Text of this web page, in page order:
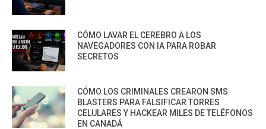
CÓMO LAVAR EL CEREBRO A LOS
NAVEGADORES CON IA PARA ROBAR
SECRETOS
CÓMO LOS CRIMINALES CREARON SMS
BLASTERS PARA FALSIFICAR TORRES
CELULARES Y HACKEAR MILES DE TELÉFONOS
EN CANADÁ